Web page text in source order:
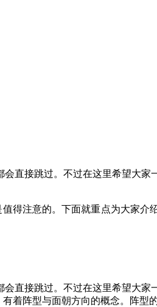
直接跳过。不过在这里希望大
得注意的。下面就重点为大家介
直接跳过。不过在这里希望大
着阵型与面朝方向的概念。阵型